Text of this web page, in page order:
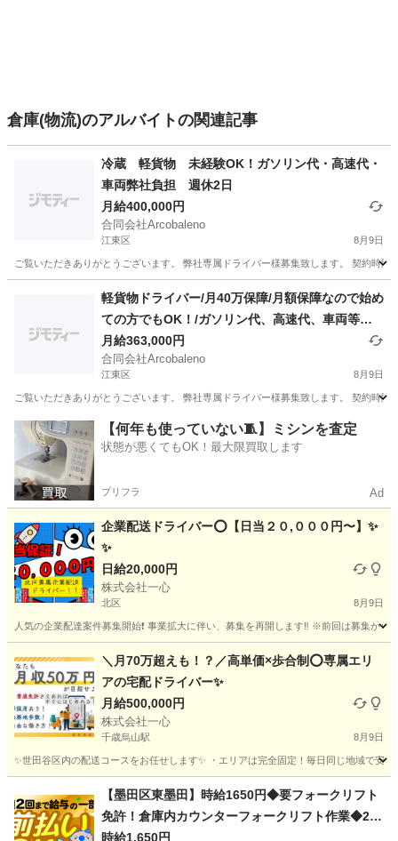
倉庫(物流)のアルバイトの関連記事
冷蔵 軽貨物 未経験OK！ガソリン代・高速代・
車両弊社負担 週休2日
月給400,000円
合同会社Arcobaleno
江東区 8月9日
ご覧いただきありがとうございます。 弊社専属ドライバー様募集致します。 契
ドライバー 貨物
軽貨物ドライバー/月40万保障/月額保障なので始め
ての方でもOK！/ガソリン代、高速代、車両等弊
社負担です！
月給363,000円
合同会社Arcobaleno
江東区 8月9日
ご覧いただきありがとうございます。 弊社専属ドライバー様募集致します。 契
東京 江東区 ドライバー 貨物
【何年も使っていない🧵】ミシンを査定
状態が悪くてもOK！最大限買取します
プリフラ Ad
企業配送ドライバー⭕️【日当２０,０００円〜】✨
✨
日給20,000円
株式会社一心
北区 8月9日
人気の企業配達案件募集開始❗️ 事業拡大に伴い、募集を再開します‼️ ※前回は募
ドライバー TikTok
＼月70万超えも！？／高単価×歩合制⭕️専属エリ
アの宅配ドライバー✨
月給500,000円
株式会社一心
千歳烏山駅 8月9日
✨世田谷区内の配送コースをお任せします✨ ・エリアは完全固定！毎日同じ地域で
千歳烏山駅 物流 世田谷区 物流
置き配
【墨田区東墨田】時給1650円◆要フォークリフト
免許！倉庫内カウンターフォークリフト作業◆20
代～30代活躍中
時給1,650円